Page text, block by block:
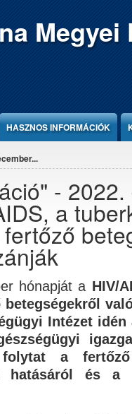
HASZNOS INFORMÁCIÓK
-
a
hónapját a HIV/
Intézet
a fertőző
hatásáról és a